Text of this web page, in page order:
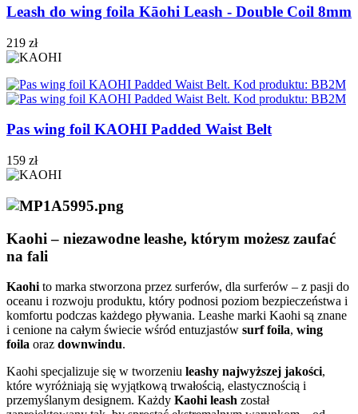
Leash do wing foila Kāohi Leash - Double Coil 8mm
219 zł
Pas wing foil KAOHI Padded Waist Belt
159 zł
Kaohi – niezawodne leashe, którym możesz zaufać
na fali
Kaohi to marka stworzona przez surferów, dla surferów – z pasji do
oceanu i rozwoju produktu, który podnosi poziom bezpieczeństwa i
komfortu podczas każdego pływania. Leashe marki Kaohi są znane
i cenione na całym świecie wśród entuzjastów surf foila, wing
foila oraz downwindu.
Kaohi specjalizuje się w tworzeniu leashy najwyższej jakości,
które wyróżniają się wyjątkową trwałością, elastycznością i
przemyślanym designem. Każdy Kaohi leash został